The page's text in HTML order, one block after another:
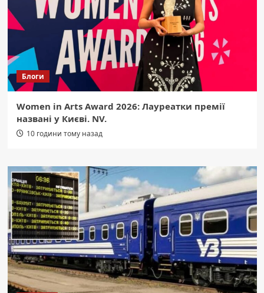
Блоги
Women in Arts Award 2026: Лауреатки премії
названі у Києві. NV.
10 години тому назад